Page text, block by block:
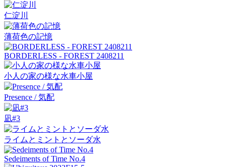
仁淀川
薄荷色の記憶
BORDERLESS - FOREST 2408211
小人の家の様な水車小屋
Presence / 気配
凪#3
ライムとミントとソーダ水
Sedeiments of Time No.4